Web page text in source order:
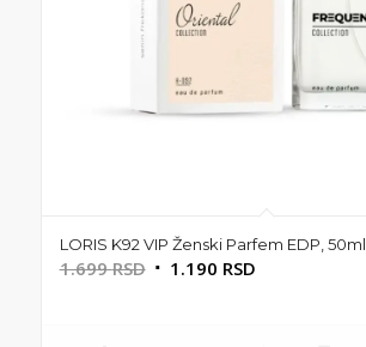
LORIS K92 VIP Ženski Parfem EDP, 50ml
1.699RSD Originalna
1.190 RSDTrenutna